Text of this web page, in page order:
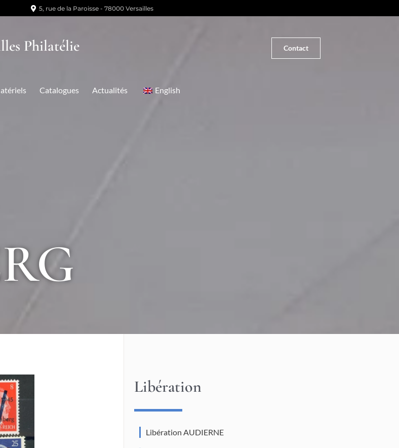
5, rue de la Paroisse - 78000 Versailles
Philatélie Contact
Catalogues Actualités English
Libération
Libération AUDIERNE